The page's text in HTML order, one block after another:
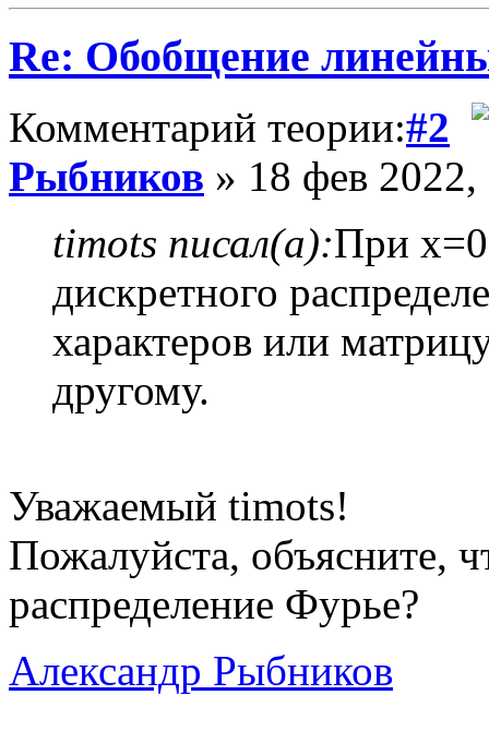
Re: Обобщение
Комментарий теории:#2
Рыбников » 18 фев
timots писал(а):При
дискретного
характеров или
другому.
Уважаемый timots!
Пожалуйста, объясните,
распределение Фурье?
Александр Рыбников